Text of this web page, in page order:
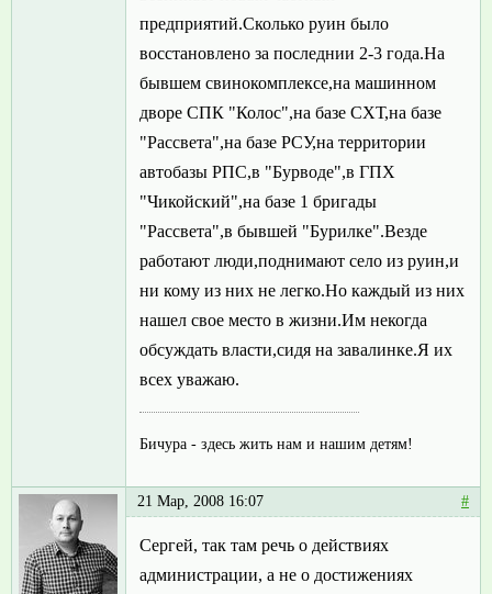
предприятий.Сколько руин было
восстановлено за последнии 2-3 года.На
бывшем свинокомплексе,на машинном
дворе СПК "Колос",на базе СХТ,на базе
"Рассвета",на базе РСУ,на территории
автобазы РПС,в "Бурводе",в ГПХ
"Чикойский",на базе 1 бригады
"Рассвета",в бывшей "Бурилке".Везде
работают люди,поднимают село из руин,и
ни кому из них не легко.Но каждый из них
нашел свое место в жизни.Им некогда
обсуждать власти,сидя на завалинке.Я их
всех уважаю.
Бичура - здесь жить нам и нашим детям!
21 Мар, 2008 16:07 #
Сергей, так там речь о действиях
администрации, а не о достижениях